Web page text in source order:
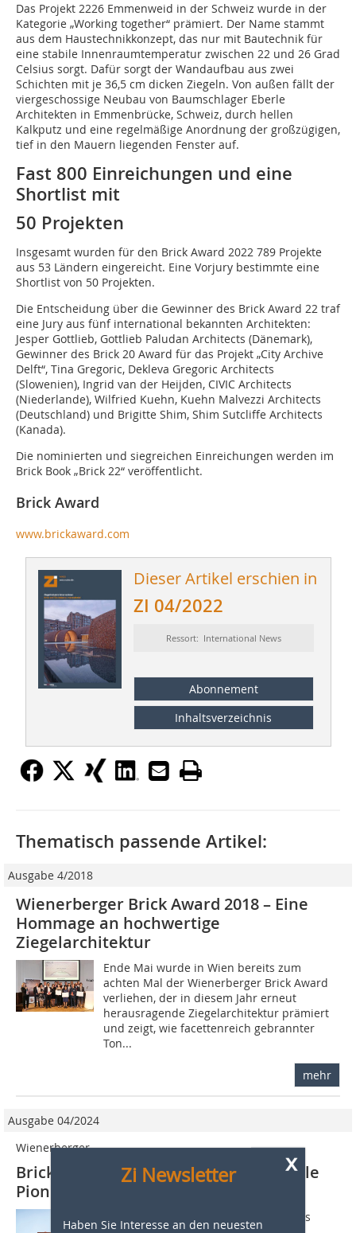
Das Projekt 2226 Emmenweid in der Schweiz wurde in der
Kategorie „Working together“ prämiert. Der Name stammt
aus dem Haustechnikkonzept, das nur mit Bautechnik für
eine stabile Innenraumtemperatur zwischen 22 und 26 Grad
Celsius sorgt. Dafür sorgt der Wandaufbau aus zwei
Schichten mit je 36,5 cm dicken Ziegeln. Von außen fällt der
viergeschossige Neubau von Baumschlager Eberle
Architekten in Emmenbrücke, Schweiz, durch hellen
Kalkputz und eine regelmäßige Anordnung der großzügigen,
tief in den Mauern liegenden Fenster auf.
Fast 800 Einreichungen und eine
Shortlist mit
50 Projekten
Insgesamt wurden für den Brick Award 2022 789 Projekte
aus 53 Ländern eingereicht. Eine Vorjury bestimmte eine
Shortlist von 50 Projekten.
Die Entscheidung über die Gewinner des Brick Award 22 traf
eine Jury aus fünf international bekannten ­Architekten:
Jesper Gottlieb, Gottlieb ­Paludan Architects (Dänemark),
Gewinner des Brick 20 Award für das Projekt „City Archive
Delft“, Tina Gregoric, Dekleva Gregoric Architects
(Slowenien), Ingrid van der Heijden, CIVIC Architects
(Niederlande), Wilfried Kuehn, Kuehn Malvezzi Architects
(Deutschland) und Brigitte Shim, Shim Sutcliffe Architects
(Kanada).
Die nominierten und siegreichen Einreichungen werden im
Brick Book „Brick 22“ veröffentlicht.
Brick Award
www.brickaward.com
Dieser Artikel erschien in
ZI 04/2022
Ressort: International News
Abonnement
Inhaltsverzeichnis
x
Zi Newsletter
Haben Sie Interesse an den neuesten
Thematisch passende Artikel:
Ausgabe 4/2018
Wienerberger Brick Award 2018 – Eine
Hommage an hochwertige
Ziegelarchitektur
Ende Mai wurde in Wien bereits zum
achten Mal der Wienerberger Brick Award
verliehen, der in diesem Jahr erneut
herausragende Ziegelarchitektur prämiert
und zeigt, wie facettenreich gebrannter
Ton...
mehr
Ausgabe 04/2024
Wienerberger
Brick Award 24 prämiert internationale
Pioniere der Ziegelarchitektur
Der von Wienerberger im Jahr 2004 ins